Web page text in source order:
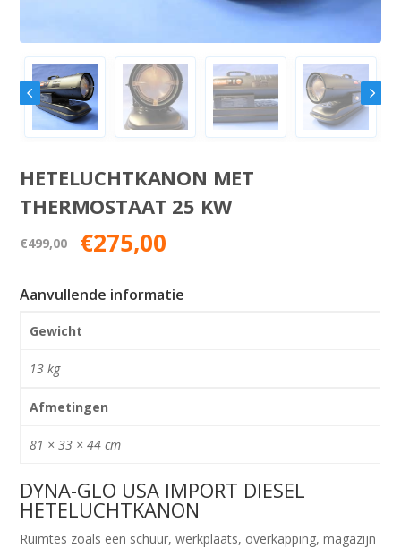
HETELUCHTKANON MET
THERMOSTAAT 25 KW
€499,00 Oorspronkelijke
prijs
was:
€499,00.
€275,00
is:
€275,00.
Aanvullende informatie
Gewicht
13 kg
Afmetingen
81 × 33 × 44 cm
DYNA-GLO USA IMPORT DIESEL
HETELUCHTKANON
Ruimtes zoals een schuur, werkplaats, overkapping, magazijn